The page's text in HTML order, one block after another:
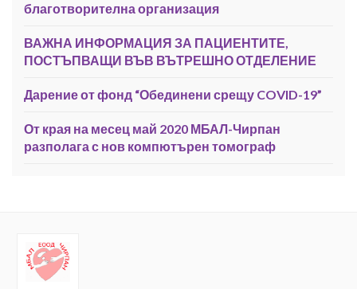
благотворителна организация
ВАЖНА ИНФОРМАЦИЯ ЗА ПАЦИЕНТИТЕ,
ПОСТЪПВАЩИ ВЪВ ВЪТРЕШНО ОТДЕЛЕНИЕ
Дарение от фонд “Обединени срещу COVID-19”
От края на месец май 2020 МБАЛ-Чирпан
разполага с нов компютърен томограф